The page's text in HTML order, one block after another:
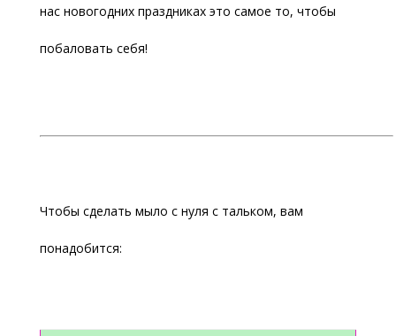
нас новогодних праздниках это самое то, чтобы
побаловать себя!
Чтобы сделать мыло с нуля с тальком, вам
понадобится: